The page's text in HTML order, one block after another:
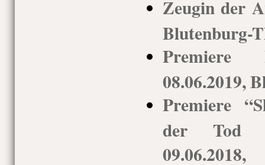
Zeugin der
Blutenburg-
08.06.2019,
Premiere
der Tod